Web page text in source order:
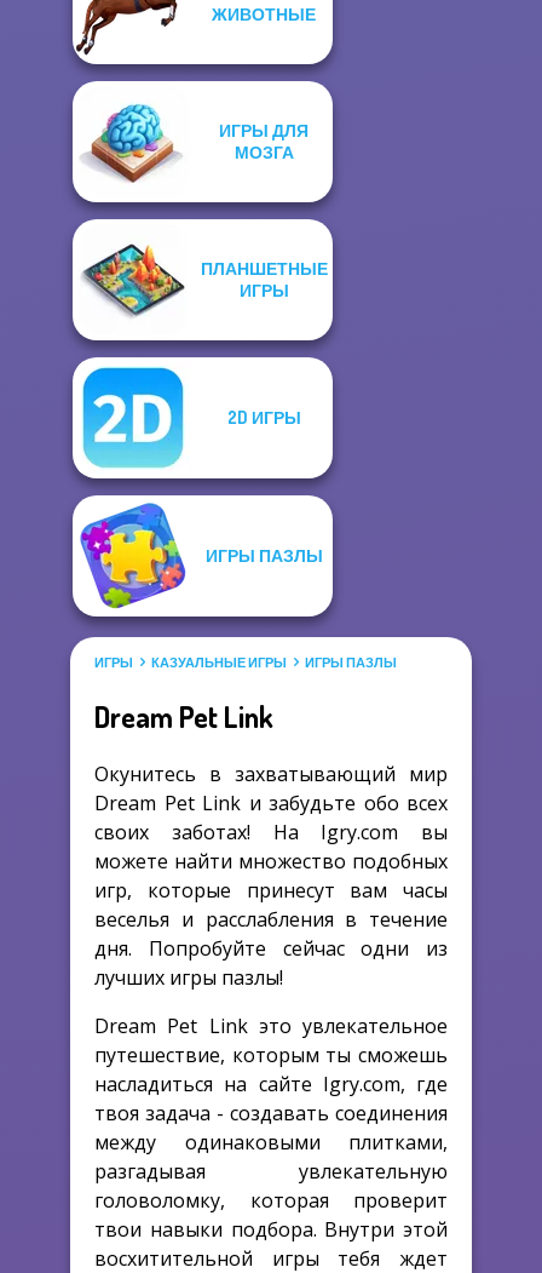
ЖИВОТНЫЕ
ИГРЫ ДЛЯ
МОЗГА
ПЛАНШЕТНЫЕ
ИГРЫ
2D ИГРЫ
ИГРЫ ПАЗЛЫ
ИГРЫ КАЗУАЛЬНЫЕ ИГРЫ ИГРЫ ПАЗЛЫ
Dream Pet Link
Окунитесь в захватывающий мир
Dream Pet Link и забудьте обо всех
своих заботах! На Igry.com вы
можете найти множество подобных
игр, которые принесут вам часы
веселья и расслабления в течение
дня. Попробуйте сейчас одни из
лучших игры пазлы!
Dream Pet Link это увлекательное
путешествие, которым ты сможешь
насладиться на сайте Igry.com, где
твоя задача - создавать соединения
между одинаковыми плитками,
разгадывая увлекательную
головоломку, которая проверит
твои навыки подбора. Внутри этой
восхитительной игры тебя ждет